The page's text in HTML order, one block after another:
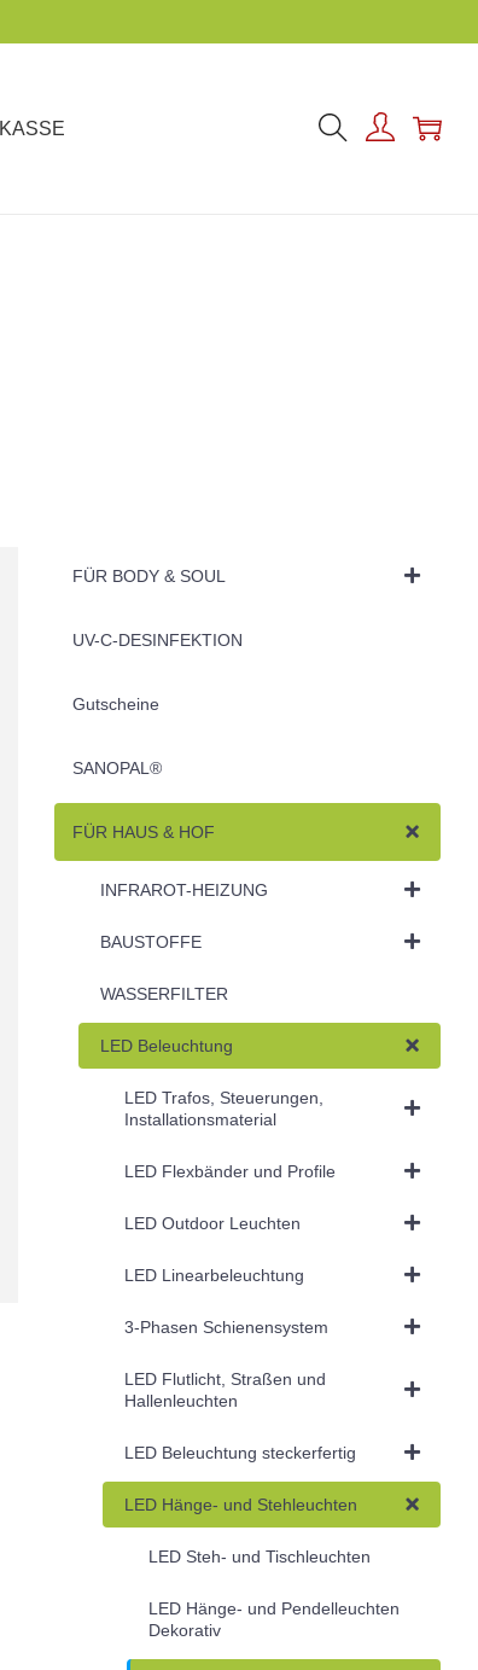
KASSE
FÜR BODY & SOUL
UV-C-DESINFEKTION
Gutscheine
SANOPAL®
FÜR HAUS & HOF
INFRAROT-HEIZUNG
BAUSTOFFE
WASSERFILTER
LED Beleuchtung
LED Trafos, Steuerungen,
Installationsmaterial
LED Flexbänder und Profile
LED Outdoor Leuchten
LED Linearbeleuchtung
3-Phasen Schienensystem
LED Flutlicht, Straßen und
Hallenleuchten
LED Beleuchtung steckerfertig
LED Hänge- und Stehleuchten
LED Steh- und Tischleuchten
LED Hänge- und Pendelleuchten
Dekorativ